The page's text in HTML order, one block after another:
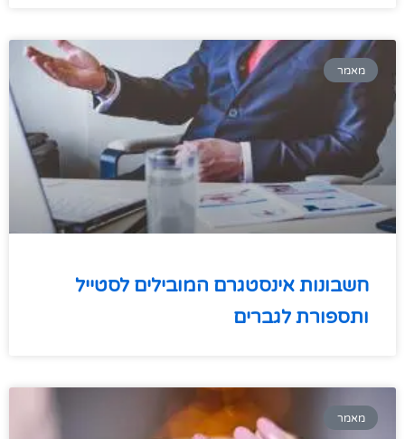
מאמר
חשבונות אינסטגרם המובילים לסטייל
ותספורת לגברים
מאמר